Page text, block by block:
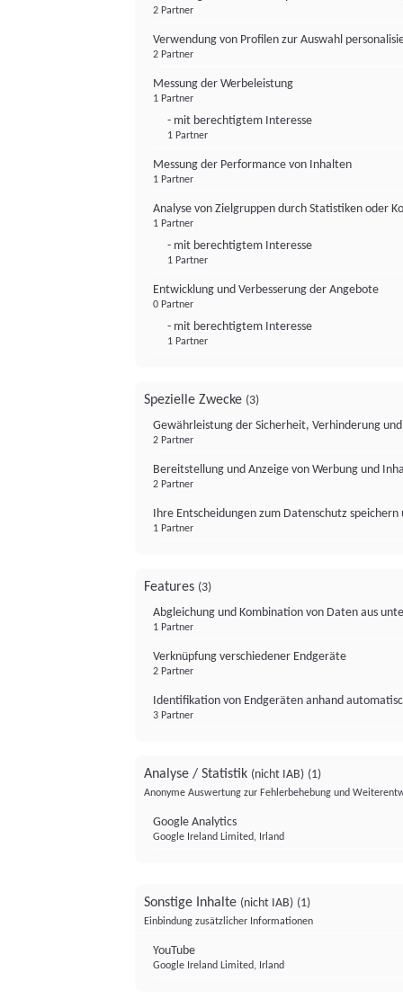
2 Partner
Verwendung von Profilen zur Auswahl
2 Partner
Messung der Werbeleistung
1 Partner
- mit berechtigtem Interesse
1 Partner
Messung der Performance von Inhalten
1 Partner
Analyse von Zielgruppen durch Statistiken oder
1 Partner
- mit berechtigtem Interesse
1 Partner
Entwicklung und Verbesserung der Angebote
0 Partner
- mit berechtigtem Interesse
1 Partner
Spezielle Zwecke (3)
Gewährleistung der Sicherheit, Verhinderung
2 Partner
Bereitstellung und Anzeige von Werbung und
2 Partner
Ihre Entscheidungen zum Datenschutz
1 Partner
Features (3)
Abgleichung und Kombination von Daten aus
1 Partner
Verknüpfung verschiedener Endgeräte
2 Partner
Identifikation von Endgeräten anhand
3 Partner
Analyse / Statistik (nicht IAB) (1)
Anonyme Auswertung zur Fehlerbehebung und
Google Analytics
Google Ireland Limited, Irland
Sonstige Inhalte (nicht IAB) (1)
Einbindung zusätzlicher Informationen
YouTube
Google Ireland Limited, Irland